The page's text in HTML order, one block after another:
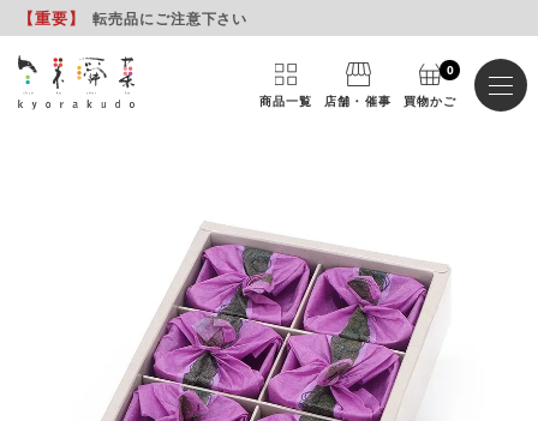
【重要】 転売品にご注意下さい
商品一覧 店舗・催事 買物かご
0